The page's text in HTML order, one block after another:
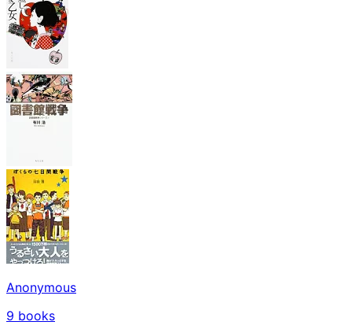
Anonymous
9 books